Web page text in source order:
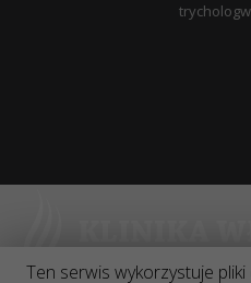
Ten serwis wykorzystuje